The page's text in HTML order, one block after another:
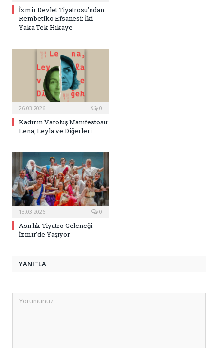
İzmir Devlet Tiyatrosu’ndan
Rembetiko Efsanesi: İki
Yaka Tek Hikaye
26.03.2026 0
Kadının Varoluş Manifestosu:
Lena, Leyla ve Diğerleri
13.03.2026 0
Asırlık Tiyatro Geleneği
İzmir’de Yaşıyor
YANITLA